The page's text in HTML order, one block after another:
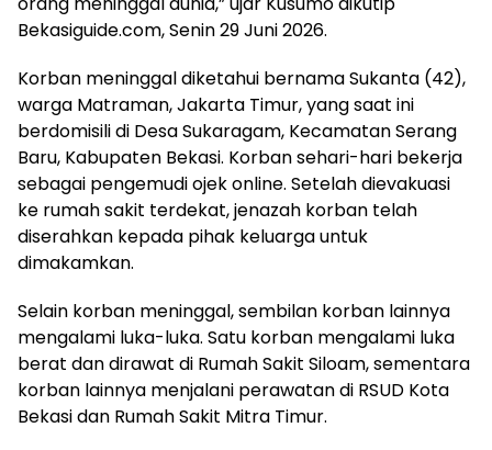
Bekasiguide.com, Senin 29 Juni 2026.
Korban meninggal diketahui bernama Sukanta (42),
warga Matraman, Jakarta Timur, yang saat ini
berdomisili di Desa Sukaragam, Kecamatan Serang
Baru, Kabupaten Bekasi. Korban sehari-hari bekerja
sebagai pengemudi ojek online. Setelah dievakuasi
ke rumah sakit terdekat, jenazah korban telah
diserahkan kepada pihak keluarga untuk
dimakamkan.
Selain korban meninggal, sembilan korban lainnya
mengalami luka-luka. Satu korban mengalami luka
berat dan dirawat di Rumah Sakit Siloam, sementara
korban lainnya menjalani perawatan di RSUD Kota
Bekasi dan Rumah Sakit Mitra Timur.